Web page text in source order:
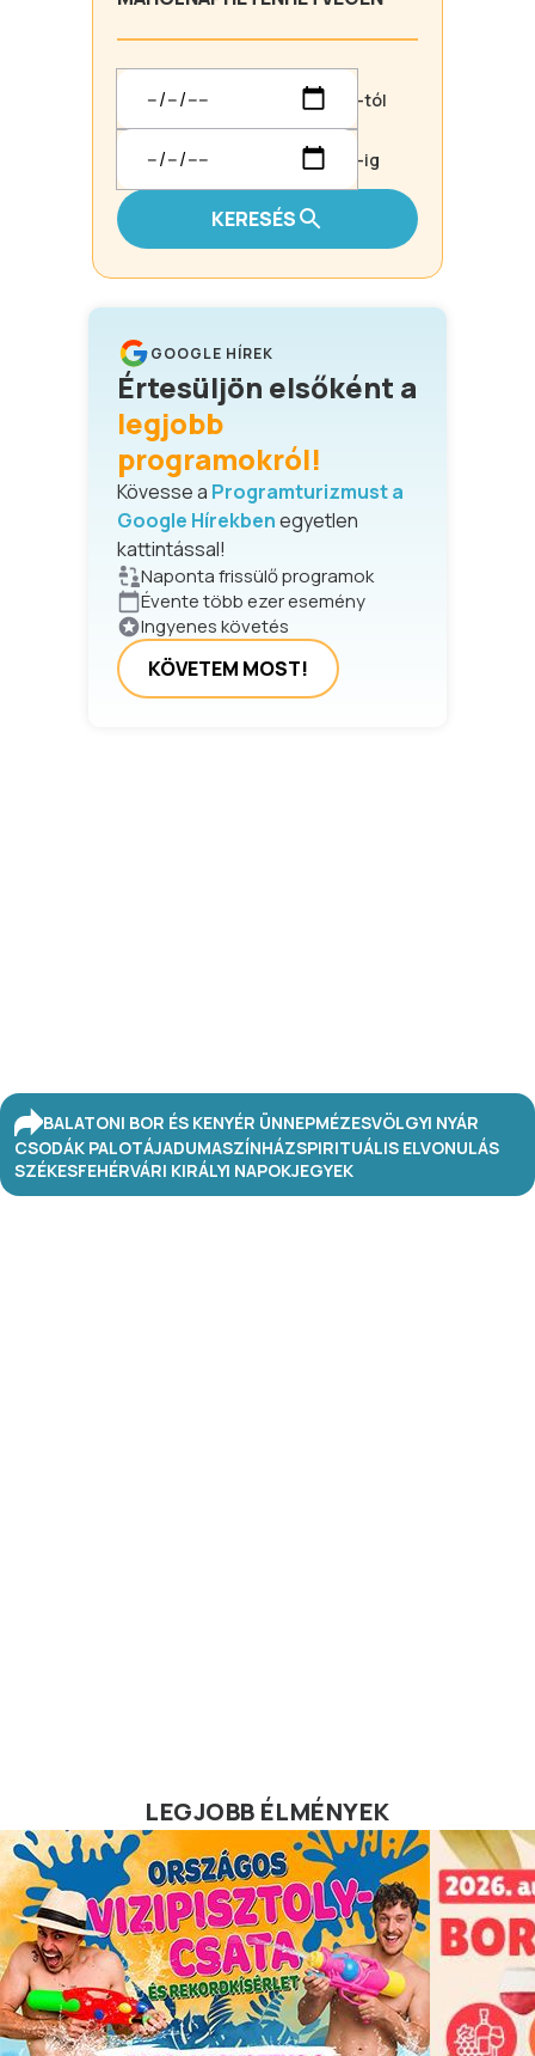
-tól
-ig
KERESÉS
GOOGLE HÍREK
Értesüljön elsőként a
legjobb
programokról!
Kövesse a Programturizmust a
Google Hírekbenegyetlen
kattintással!
Naponta frissülő programok
Évente több ezer esemény
Ingyenes követés
KÖVETEM MOST!
BALATONI BOR ÉS KENYÉR ÜNNEPMÉZESVÖLGYI NYÁR
CSODÁK PALOTÁJADUMASZÍNHÁZSPIRITUÁLIS ELVONULÁS
SZÉKESFEHÉRVÁRI KIRÁLYI NAPOKJEGYEK
LEGJOBB ÉLMÉNYEK